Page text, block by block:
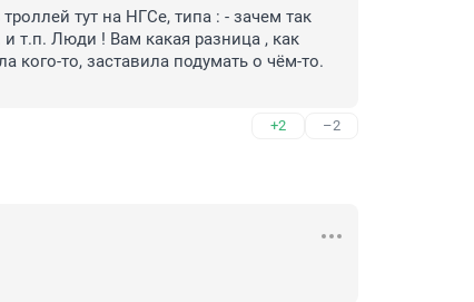
тут на НГСе, типа : - зачем так
и т.п. Люди ! Вам какая разница , как
кого-то, заставила подумать о чём-то.
+2 –2